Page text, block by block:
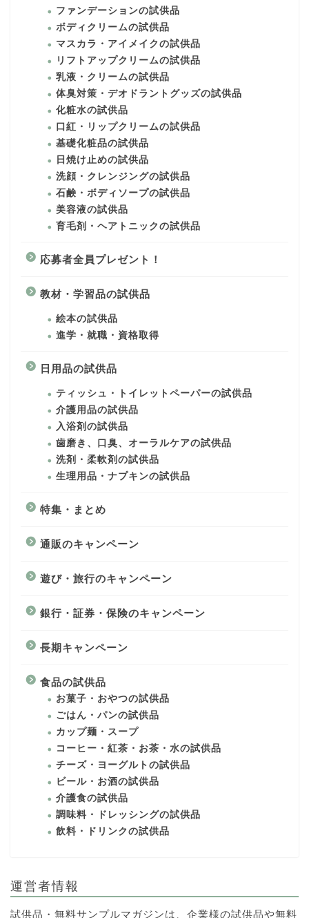
ファンデーションの試供品
ボディクリームの試供品
マスカラ・アイメイクの試供品
リフトアップクリームの試供品
乳液・クリームの試供品
体臭対策・デオドラントグッズの試供品
化粧水の試供品
口紅・リップクリームの試供品
基礎化粧品の試供品
日焼け止めの試供品
洗顔・クレンジングの試供品
石鹸・ボディソープの試供品
美容液の試供品
育毛剤・ヘアトニックの試供品
応募者全員プレゼント！
教材・学習品の試供品
絵本の試供品
進学・就職・資格取得
日用品の試供品
ティッシュ・トイレットペーパーの試供品
介護用品の試供品
入浴剤の試供品
歯磨き、口臭、オーラルケアの試供品
洗剤・柔軟剤の試供品
生理用品・ナプキンの試供品
特集・まとめ
通販のキャンペーン
遊び・旅行のキャンペーン
銀行・証券・保険のキャンペーン
長期キャンペーン
食品の試供品
お菓子・おやつの試供品
ごはん・パンの試供品
カップ麺・スープ
コーヒー・紅茶・お茶・水の試供品
チーズ・ヨーグルトの試供品
ビール・お酒の試供品
介護食の試供品
調味料・ドレッシングの試供品
飲料・ドリンクの試供品
運営者情報
試供品・無料サンプルマガジンは、企業様の試供品や無料